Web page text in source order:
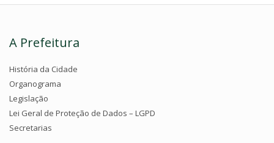
A Prefeitura
História da Cidade
Organograma
Legislação
Lei Geral de Proteção de Dados – LGPD
Secretarias